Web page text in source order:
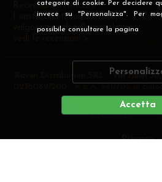
categorie di cookie. Per decidere
invece su "Personalizza". Per
possibile consultare la pagina
Accetta
Recensioni Verificate
I nostri clienti soddisfatti
valgono più di mille parole
Raven Distribution SRL - Via Fanin
i.v
DEVELOPER
Privacy